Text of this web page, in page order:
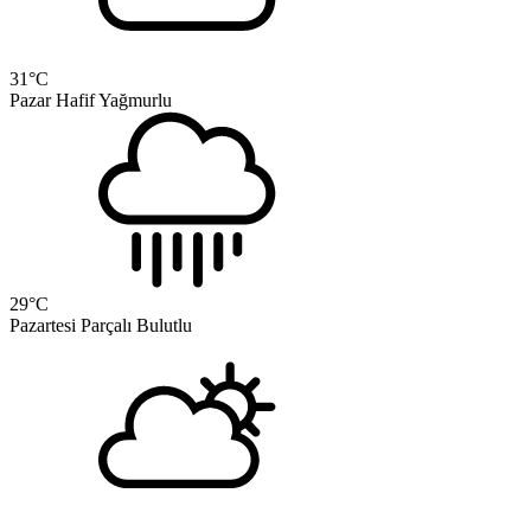
31°C
Pazar Hafif Yağmurlu
29°C
Pazartesi Parçalı Bulutlu